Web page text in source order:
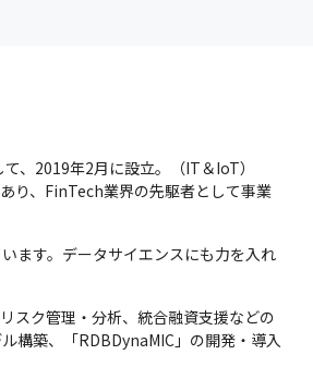
、2019年2月に設立。（IT＆IoT）
り、FinTech業界の先駆者として事業
ます。データサイエンスにも力を入れ
スク管理・分析、統合融資支援などの
構築、「RDBDynaMIC」の開発・導入